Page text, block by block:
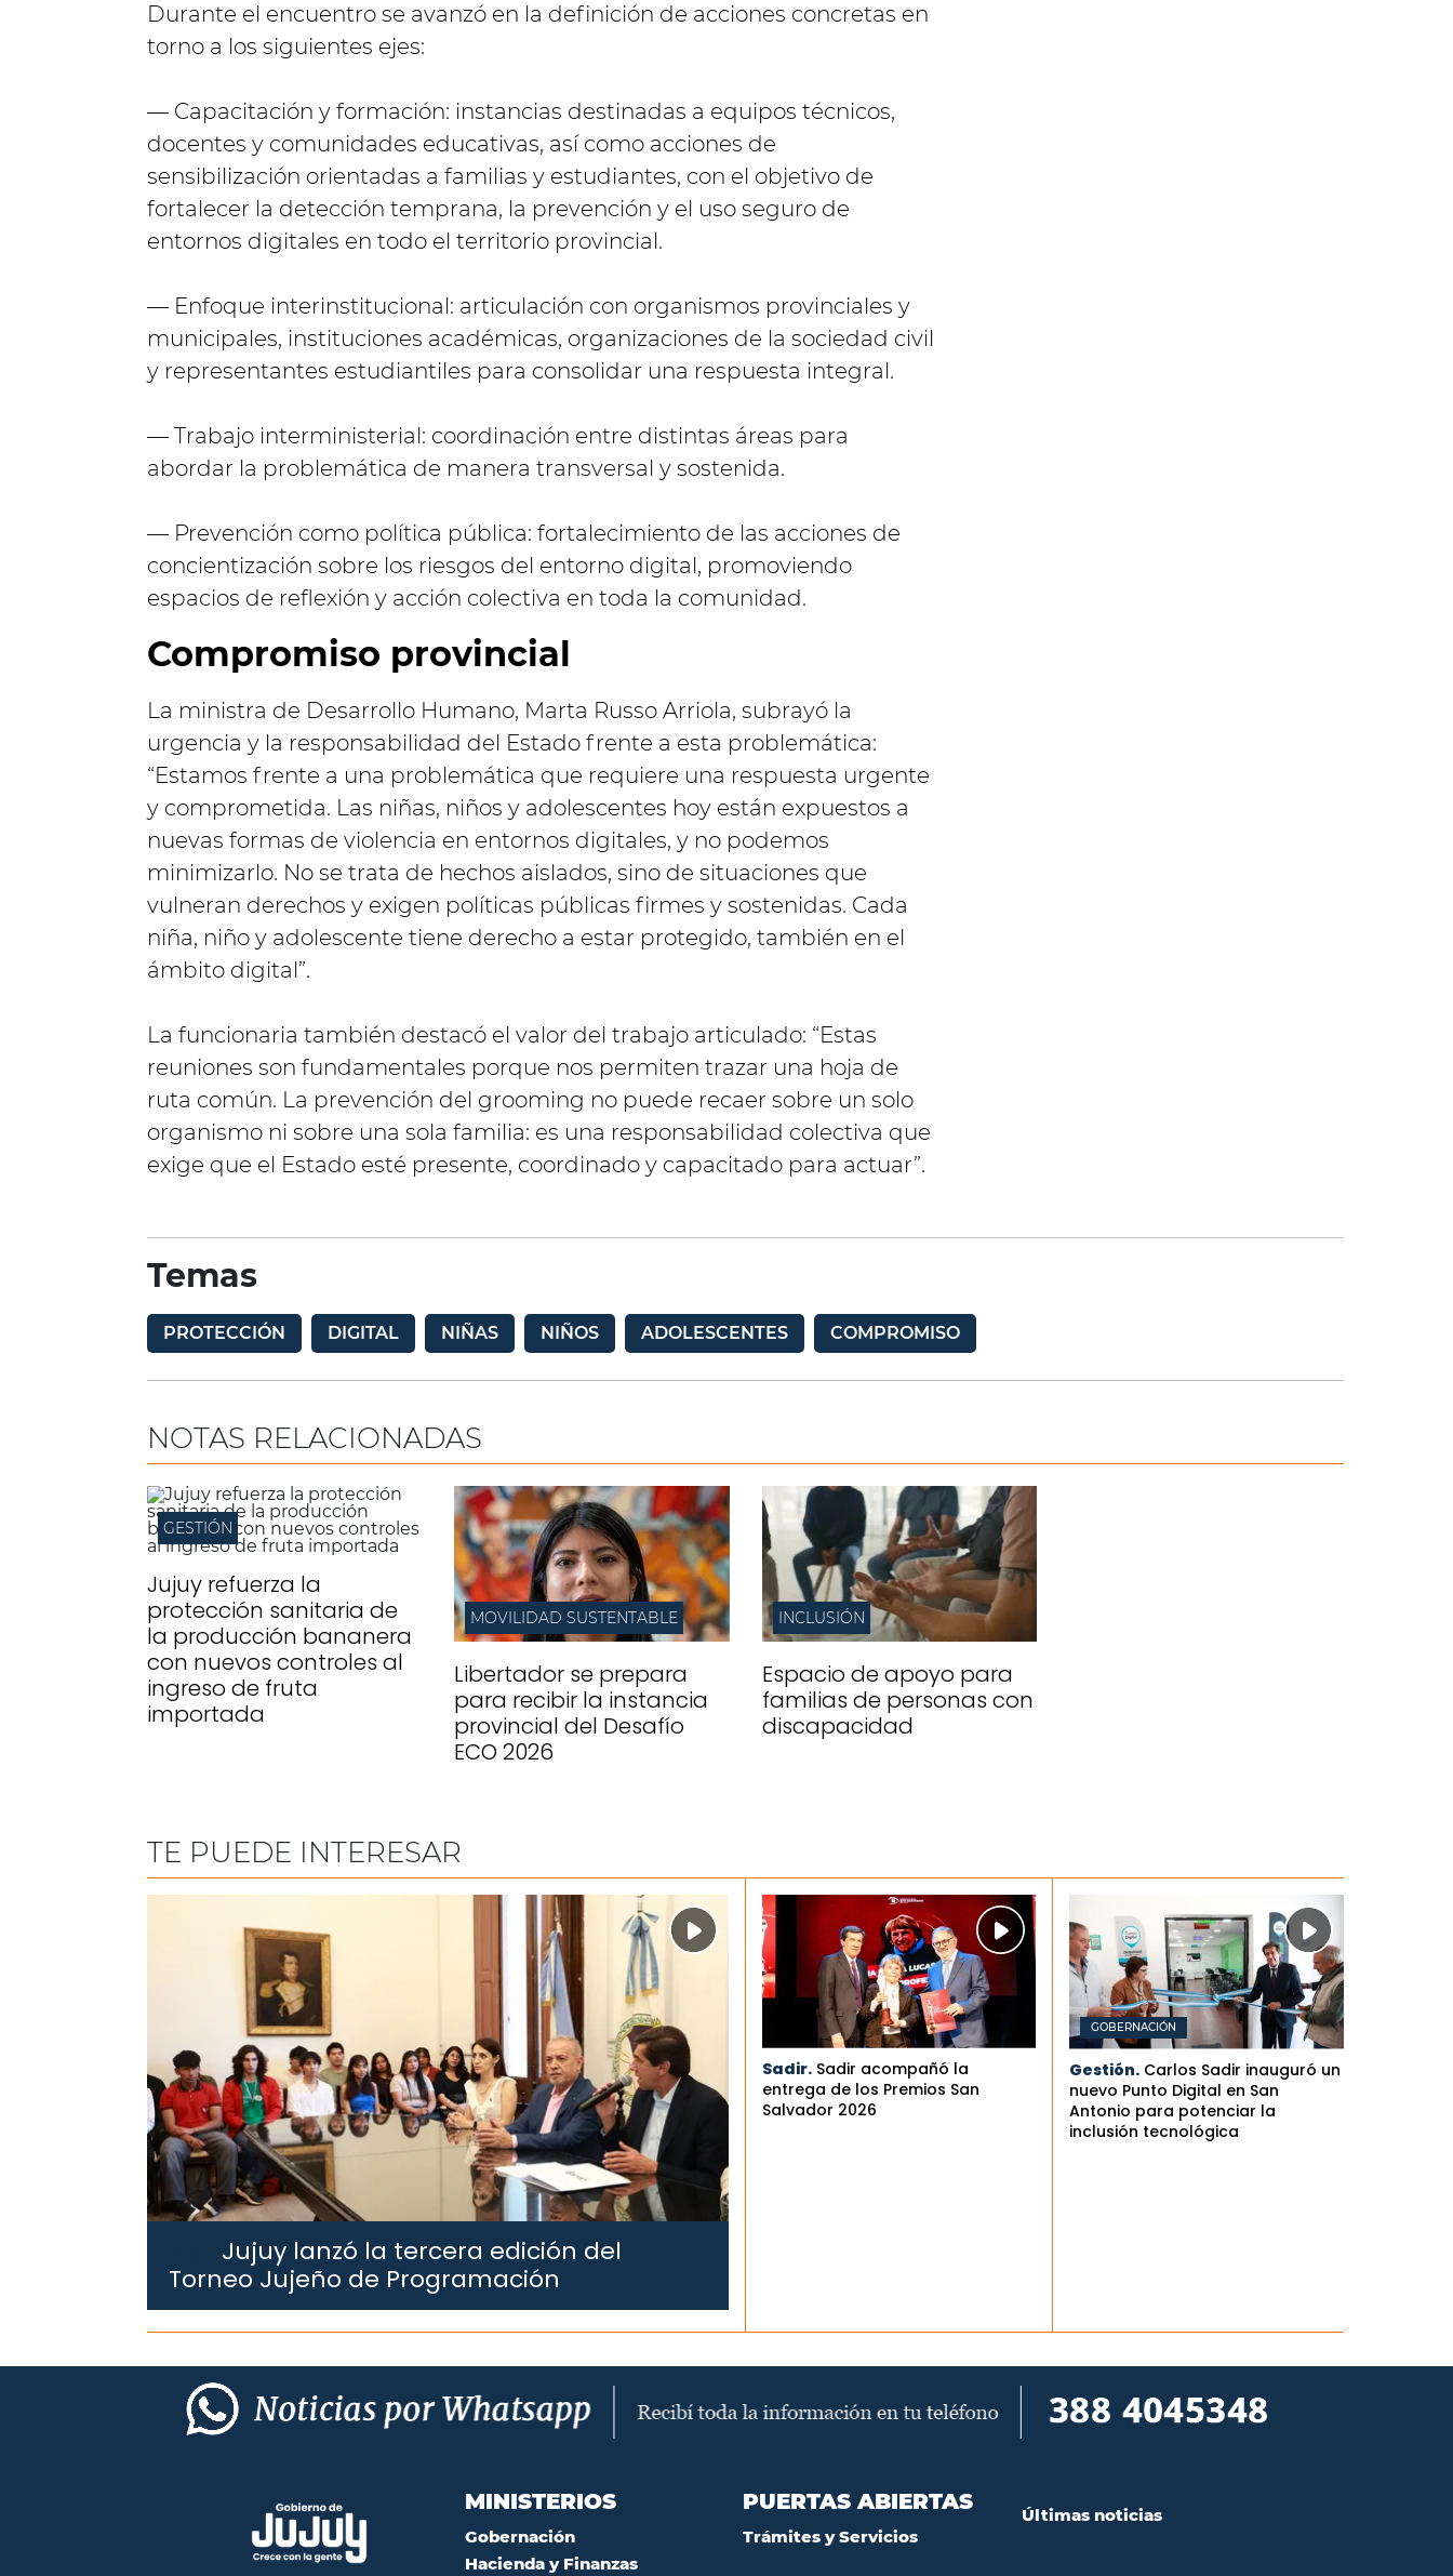
Durante el encuentro se avanzó en la definición de acciones concretas en
torno a los siguientes ejes:
— Capacitación y formación: instancias destinadas a equipos técnicos,
docentes y comunidades educativas, así como acciones de
sensibilización orientadas a familias y estudiantes, con el objetivo de
fortalecer la detección temprana, la prevención y el uso seguro de
entornos digitales en todo el territorio provincial.
— Enfoque interinstitucional: articulación con organismos provinciales y
municipales, instituciones académicas, organizaciones de la sociedad civil
y representantes estudiantiles para consolidar una respuesta integral.
— Trabajo interministerial: coordinación entre distintas áreas para
abordar la problemática de manera transversal y sostenida.
— Prevención como política pública: fortalecimiento de las acciones de
concientización sobre los riesgos del entorno digital, promoviendo
espacios de reflexión y acción colectiva en toda la comunidad.
Compromiso provincial
La ministra de Desarrollo Humano, Marta Russo Arriola, subrayó la
urgencia y la responsabilidad del Estado frente a esta problemática:
“Estamos frente a una problemática que requiere una respuesta urgente
y comprometida. Las niñas, niños y adolescentes hoy están expuestos a
nuevas formas de violencia en entornos digitales, y no podemos
minimizarlo. No se trata de hechos aislados, sino de situaciones que
vulneran derechos y exigen políticas públicas firmes y sostenidas. Cada
niña, niño y adolescente tiene derecho a estar protegido, también en el
ámbito digital”.
La funcionaria también destacó el valor del trabajo articulado: “Estas
reuniones son fundamentales porque nos permiten trazar una hoja de
ruta común. La prevención del grooming no puede recaer sobre un solo
organismo ni sobre una sola familia: es una responsabilidad colectiva que
exige que el Estado esté presente, coordinado y capacitado para actuar”.
Temas
PROTECCIÓN DIGITAL NIÑAS NIÑOS ADOLESCENTES COMPROMISO
NOTAS RELACIONADAS
GESTIÓN
Jujuy refuerza la
protección sanitaria de
la producción bananera
con nuevos controles al
ingreso de fruta
importada
MOVILIDAD SUSTENTABLE
Libertador se prepara
para recibir la instancia
provincial del Desafío
ECO 2026
INCLUSIÓN
Espacio de apoyo para
familias de personas con
discapacidad
TE PUEDE INTERESAR
Jujuy lanzó la tercera edición del
Torneo Jujeño de Programación
Sadir. Sadir acompañó la
entrega de los Premios San
Salvador 2026
GOBERNACIÓN
Gestión. Carlos Sadir inauguró un
nuevo Punto Digital en San
Antonio para potenciar la
inclusión tecnológica
MINISTERIOS
Gobernación
Hacienda y Finanzas
PUERTAS ABIERTAS
Trámites y Servicios
Últimas noticias